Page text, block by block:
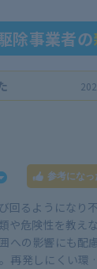
除事業者の
参考になっ
回るようになり
や危険性を教え
への影響にも配
再発しにくい環